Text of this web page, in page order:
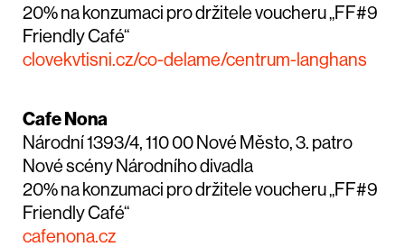
20% na konzumaci pro držitele voucheru „FF#9
Friendly Café“
clovekvtisni.cz/co-delame/centrum-langhans
Cafe Nona
Národní 1393/4, 110 00 Nové Město, 3. patro
Nové scény Národního divadla
20% na konzumaci pro držitele voucheru „FF#9
Friendly Café“
cafenona.cz